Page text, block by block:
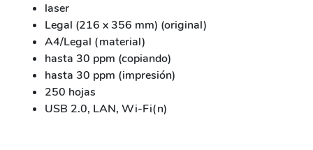
laser
Legal (216 x 356 mm) (original)
A4/Legal (material)
hasta 30 ppm (copiando)
hasta 30 ppm (impresión)
250 hojas
USB 2.0, LAN, Wi-Fi(n)